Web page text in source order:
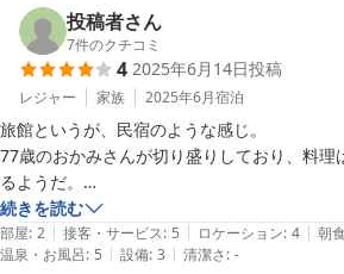
投稿者さん
7件のクチコミ
4 2025年6月14日投稿
レジャー 家族 2025年6月宿泊
旅館というが、民宿のような感じ。
77歳のおかみさんが切り盛りしており、料理
るようだ。
おかみさんは2年前に脳梗塞を患ったが、今は
になっている。
ここはお風呂が最高。
続きを読む
部屋: 2 | 接客・サービス: 5 | ロケーション: 4 | 朝食
温泉・お風呂: 5 | 設備: 3 | 清潔さ: -